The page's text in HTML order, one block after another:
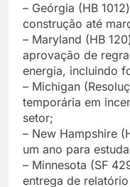
– Geórgia (HB
construção até
– Maryland (HB
aprovação de
energia, incluindo
– Michigan
temporária em
setor;
– New Hampshire
um ano para
– Minnesota (SF
entrega de